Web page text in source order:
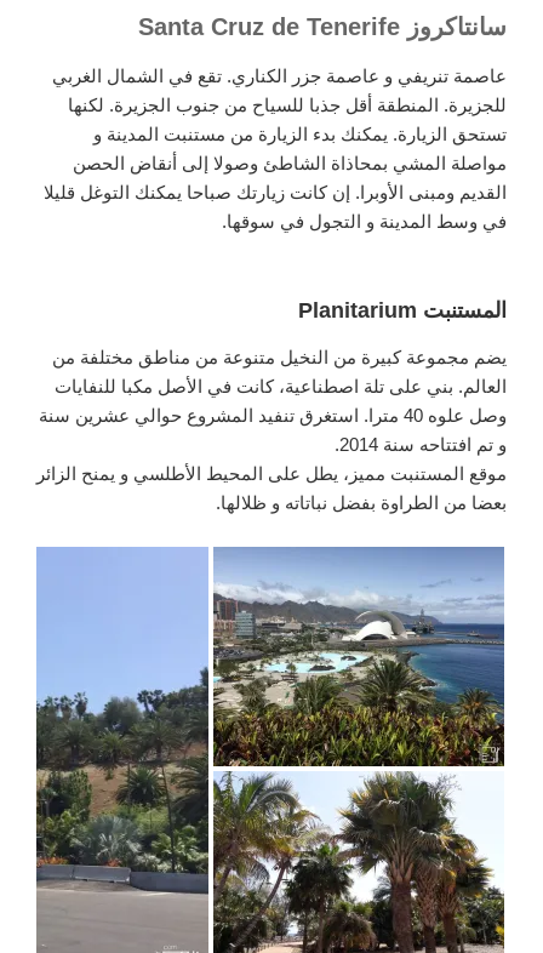
سانتاكروز Santa Cruz de Tenerife
عاصمة تنريفي و عاصمة جزر الكناري. تقع في الشمال الغربي
للجزيرة. المنطقة أقل جذبا للسياح من جنوب الجزيرة. لكنها
تستحق الزيارة. يمكنك بدء الزيارة من مستنبت المدينة و
مواصلة المشي بمحاذاة الشاطئ وصولا إلى أنقاض الحصن
القديم ومبنى الأوبرا. إن كانت زيارتك صباحا يمكنك التوغل قليلا
في وسط المدينة و التجول في سوقها.
المستنبت Planitarium
يضم مجموعة كبيرة من النخيل متنوعة من مناطق مختلفة من
العالم. بني على تلة اصطناعية، كانت في الأصل مكبا للنفايات
وصل علوه 40 مترا. استغرق تنفيد المشروع حوالي عشرين سنة
و تم افتتاحه سنة 2014.
موقع المستنبت مميز، يطل على المحيط الأطلسي و يمنح الزائر
بعضا من الطراوة بفضل نباتاته و ظلالها.